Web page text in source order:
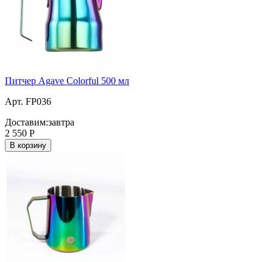
Питчер Agave Colorful 500 мл
Арт. FP036
Доставим:завтра
2 550 Р
В корзину